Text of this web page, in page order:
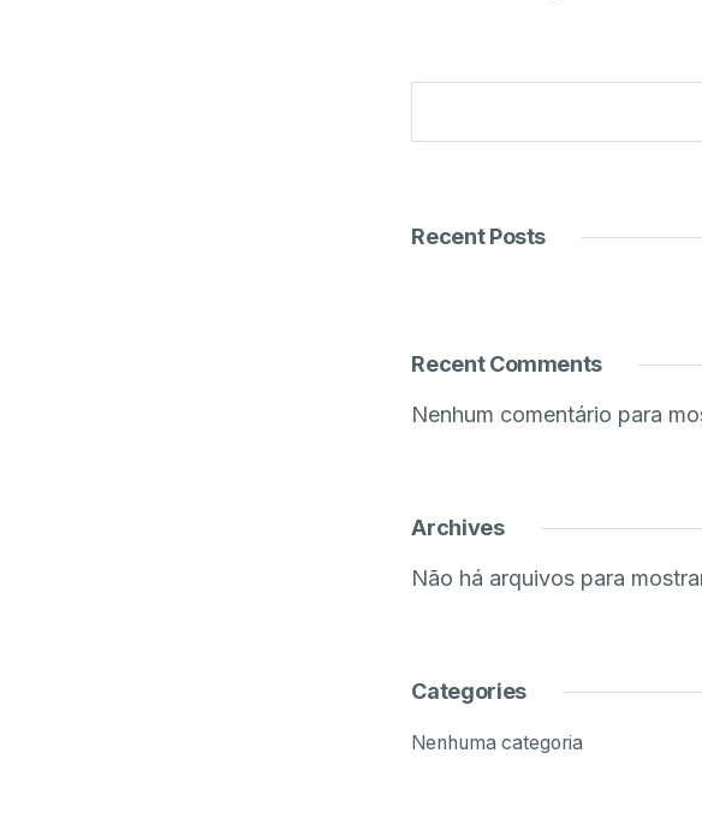
Recent Posts
Recent Comments
Nenhum comentário para
Archives
Não há arquivos para
Categories
Nenhuma categoria